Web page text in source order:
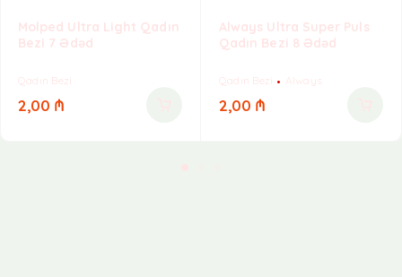
Molped Ultra Light Qadın
Bezi 7 Ədəd
Qadın Bezi
2,00 ₼
Always Ultra Super Puls
Qadın Bezi 8 Ədəd
Qadın Bezi Always
2,00 ₼